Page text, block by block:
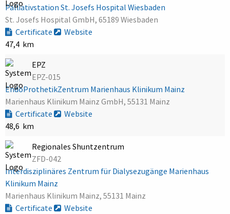
Palliativstation St. Josefs Hospital Wiesbaden
St. Josefs Hospital GmbH, 65189 Wiesbaden
Certificate
Website
47,4 km
EPZ
EPZ-015
EndoProthetikZentrum Marienhaus Klinikum Mainz
Marienhaus Klinikum Mainz GmbH, 55131 Mainz
Certificate
Website
48,6 km
Regionales Shuntzentrum
ZFD-042
Interdisziplinäres Zentrum für Dialysezugänge Marienhaus
Klinikum Mainz
Marienhaus Klinikum Mainz, 55131 Mainz
Certificate
Website